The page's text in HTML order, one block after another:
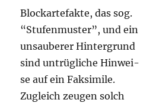
Block­ar­te­fak­te, das sog.
“Stu­fen­mus­ter”, und ein
unsau­be­rer Hin­ter­grund
sind untrüg­li­che Hin­wei­
se auf ein Fak­si­mi­le.
Zugleich zeu­gen solch